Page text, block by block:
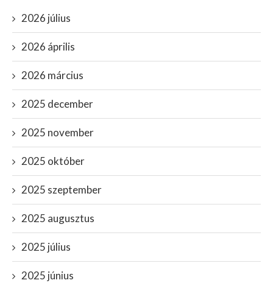
2026 július
2026 április
2026 március
2025 december
2025 november
2025 október
2025 szeptember
2025 augusztus
2025 július
2025 június